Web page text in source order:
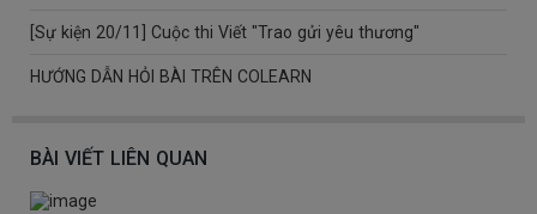
[Sự kiện 20/11] Cuộc thi Viết "Trao gửi yêu thương"
HƯỚNG DẪN HỎI BÀI TRÊN COLEARN
BÀI VIẾT LIÊN QUAN